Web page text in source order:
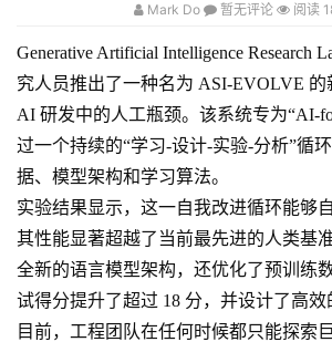
Mark Do 暂无评论 阅读
Generative Artificial Intelligence Research
究人员推出了一种名为 ASI-EVOLVE
AI 研发中的人工瓶颈。该系统专为“AI-
过一个持续的“学习-设计-实验-分析”循
据、模型架构和学习算法。
实验结果显示，这一自我改进循环能够
其性能显著超越了当前最先进的人类基
全新的语言模型架构，还优化了预训练
试得分提升了超过 18 分，并设计了高效
目前，工程团队在任何时候都只能探索